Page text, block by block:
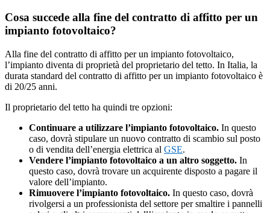
Cosa succede alla fine del contratto di affitto per un
impianto fotovoltaico?
Alla fine del contratto di affitto per un impianto fotovoltaico,
l’impianto diventa di proprietà del proprietario del tetto. In Italia, la
durata standard del contratto di affitto per un impianto fotovoltaico è
di 20/25 anni.
Il proprietario del tetto ha quindi tre opzioni:
Continuare a utilizzare l’impianto fotovoltaico. In questo
caso, dovrà stipulare un nuovo contratto di scambio sul posto
o di vendita dell’energia elettrica al GSE.
Vendere l’impianto fotovoltaico a un altro soggetto. In
questo caso, dovrà trovare un acquirente disposto a pagare il
valore dell’impianto.
Rimuovere l’impianto fotovoltaico. In questo caso, dovrà
rivolgersi a un professionista del settore per smaltire i pannelli